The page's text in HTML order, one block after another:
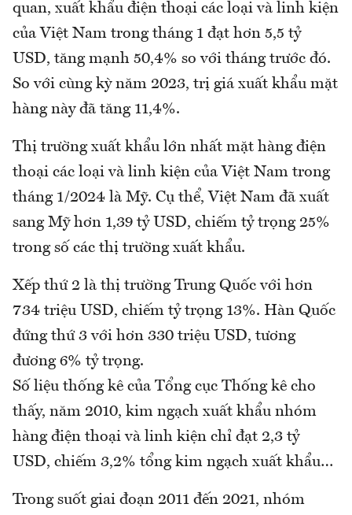
quan, xuất khẩu điện thoại các loại và linh kiện
của Việt Nam trong tháng 1 đạt hơn 5,5 tỷ
USD, tăng mạnh 50,4% so với tháng trước đó.
So với cùng kỳ năm 2023, trị giá xuất khẩu mặt
hàng này đã tăng 11,4%.
Thị trường xuất khẩu lớn nhất mặt hàng điện
thoại các loại và linh kiện của Việt Nam trong
tháng 1/2024 là Mỹ. Cụ thể, Việt Nam đã xuất
sang Mỹ hơn 1,39 tỷ USD, chiếm tỷ trọng 25%
trong số các thị trường xuất khẩu.
Xếp thứ 2 là thị trường Trung Quốc với hơn
734 triệu USD, chiếm tỷ trọng 13%. Hàn Quốc
đứng thứ 3 với hơn 330 triệu USD, tương
đương 6% tỷ trọng.
Số liệu thống kê của Tổng cục Thống kê cho
thấy, năm 2010, kim ngạch xuất khẩu nhóm
hàng điện thoại và linh kiện chỉ đạt 2,3 tỷ
USD, chiếm 3,2% tổng kim ngạch xuất khẩu…
Trong suốt giai đoạn 2011 đến 2021, nhóm